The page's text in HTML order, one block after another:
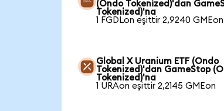
(Ondo Tokenized)'dan
Tokenized)'na
1 FGDLon eşittir 2,9240 GMEon
Global X Uranium ETF (Ondo
Tokenized)'dan GameStop
Tokenized)'na
1 URAon eşittir 2,2145 GMEon